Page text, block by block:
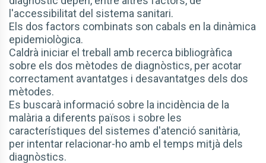
l'accessibilitat del sistema sanitari.
Els dos factors combinats son cabals en la dinàmica
epidemiològica.
Caldrà iniciar el treball amb recerca bibliogràfica
sobre els dos mètodes de diagnòstics, per acotar
correctament avantatges i desavantatges dels dos
mètodes.
Es buscarà informació sobre la incidència de la
malària a diferents països i sobre les
característiques del sistemes d'atenció sanitària,
per intentar relacionar-ho amb el temps mitjà dels
diagnòstics.